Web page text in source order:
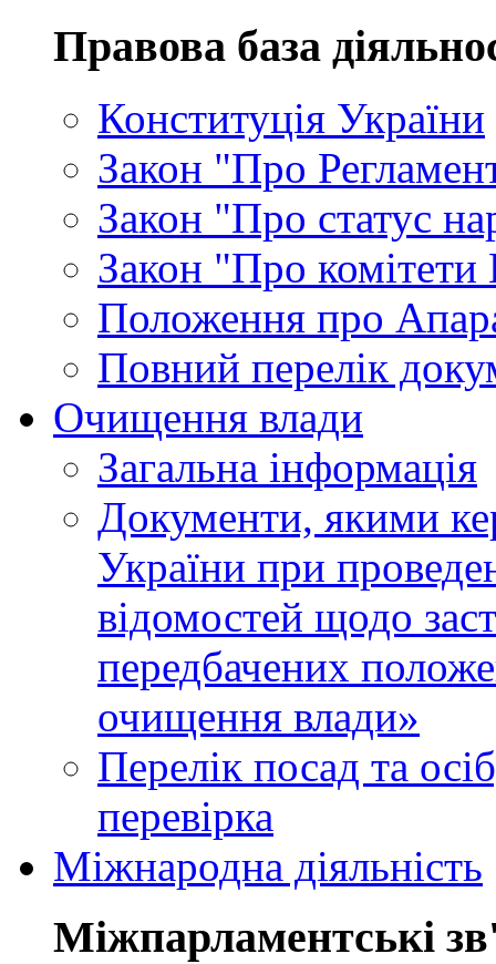
Правова база
Конституція України
Закон "Про
Закон "Про статус
Закон "Про комітети
Положення про
Повний перелік
Очищення влади
Загальна інформація
Документи, якими
України при
відомостей щодо
передбачених
очищення влади»
Перелік посад та
перевірка
Міжнародна діяльність
Міжпарламентські